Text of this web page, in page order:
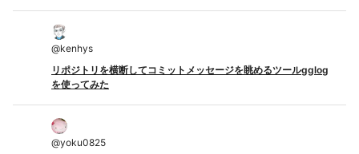
@kenhys
リポジトリを横断してコミットメッセージを眺めるツールgglog
を使ってみた
@yoku0825